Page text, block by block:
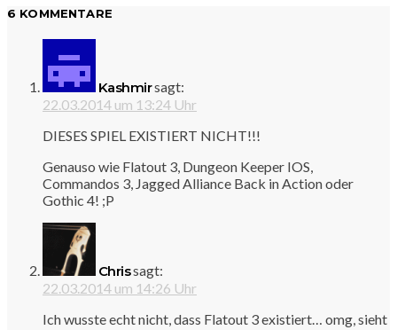
6 KOMMENTARE
Kashmirsagt:
22.03.2014 um 13:24 Uhr
DIESES SPIEL EXISTIERT NICHT!!!
Genauso wie Flatout 3, Dungeon Keeper IOS,
Commandos 3, Jagged Alliance Back in Action oder
Gothic 4! ;P
Chrissagt:
22.03.2014 um 14:26 Uhr
Ich wusste echt nicht, dass Flatout 3 existiert… omg, sieht